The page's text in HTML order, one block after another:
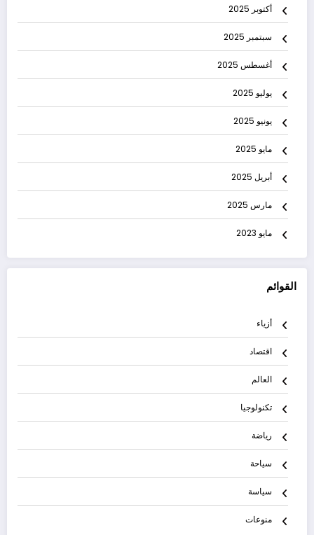
أكتوبر 2025
سبتمبر 2025
أغسطس 2025
يوليو 2025
يونيو 2025
مايو 2025
أبريل 2025
مارس 2025
مايو 2023
القوائم
أزياء
اقتصاد
العالم
تكنولوجيا
رياضة
سياحة
سياسة
منوعات